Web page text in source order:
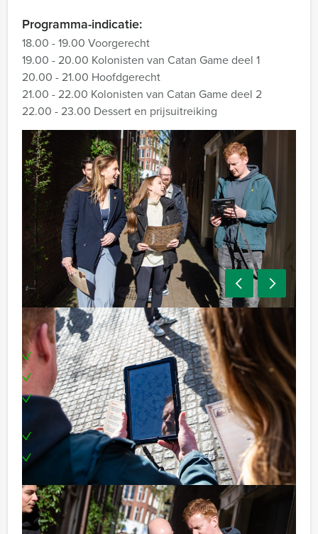
Programma-indicatie:
18.00 - 19.00 Voorgerecht
19.00 - 20.00 Kolonisten van Catan Game deel 1
20.00 - 21.00 Hoofdgerecht
21.00 - 22.00 Kolonisten van Catan Game deel 2
22.00 - 23.00 Dessert en prijsuitreiking
Inclusief:
Tablets
Enthousiaste begeleiding
Uitgebreid 3-gangen diner in drie verschillende
restaurants
Een leuke prijs voor het winnende team
Te boeken op de door jullie gewenste dag en
tijdstip!
Tip:
Niet telkens uw knip hoeven trekken om uw drankje af